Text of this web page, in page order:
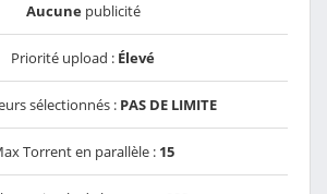
Aucunepublicité
Priorité upload : Élevé
sélectionnés : PAS DE LIMITE
Torrent en parallèle : 15